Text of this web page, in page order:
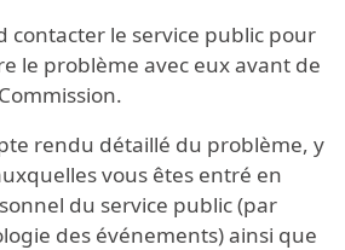
contacter le service public pour
le problème avec eux avant de
rendu détaillé du problème, y
vous êtes entré en
du service public (par
des événements) ainsi que